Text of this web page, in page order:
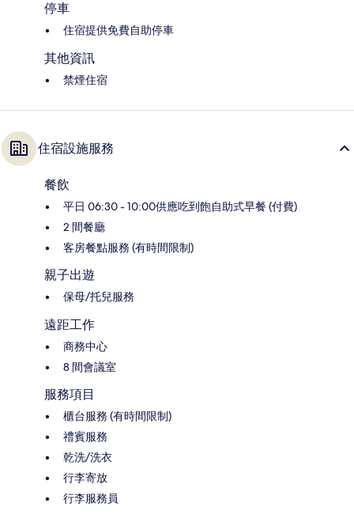
停車
住宿提供免費自助停車
其他資訊
禁煙住宿
住宿設施服務
餐飲
平日 06:30 - 10:00供應吃到飽自助式早餐 (付費)
2 間餐廳
客房餐點服務 (有時間限制)
親子出遊
保母/托兒服務
遠距工作
商務中心
8 間會議室
服務項目
櫃台服務 (有時間限制)
禮賓服務
乾洗/洗衣
行李寄放
行李服務員